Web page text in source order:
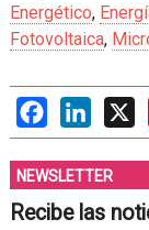
Energético,
Fotovoltaica,
Facebook X
NEWSLETTER
Recibe las